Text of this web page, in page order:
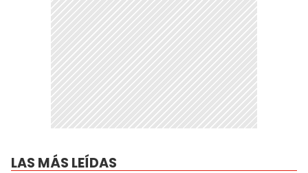
LAS MÁS LEÍDAS